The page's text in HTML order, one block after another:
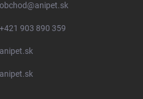
obchod@anipet.sk
+421 903 890 359
anipet.sk
anipet.sk